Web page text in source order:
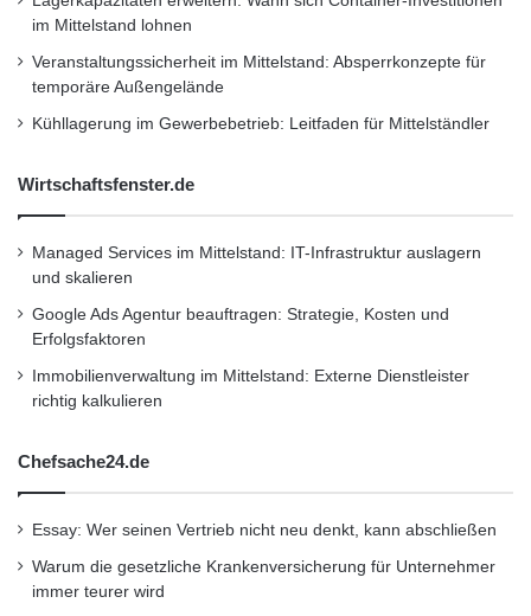
unter der Leitung seiner Söhne Krzysztof und
Renault Trucks T, ein T 480 High, ist der vierte
Renault Trucks T in der Flotte von Trans-Man.
demnächst geliefert.
Für eine effiziente Verbrauchsreduzierung hat
Trans-Man beschlossen, seine Fahrer mit
Training ein Fahrertraining für eine
stellt das Unternehmen durch Optifuel Infomax
sicher, die Software zum Auslesen und
Analysieren der Verbrauchsdaten.
im Mittelstand lohnen
Veranstaltungssicherheit im Mittelstand: Absperrkonzepte für
temporäre Außengelände
Kühllagerung im Gewerbebetrieb: Leitfaden für Mittelständler
Wirtschaftsfenster.de
Managed Services im Mittelstand: IT-Infrastruktur auslagern
und skalieren
Google Ads Agentur beauftragen: Strategie, Kosten und
Erfolgsfaktoren
Immobilienverwaltung im Mittelstand: Externe Dienstleister
richtig kalkulieren
Chefsache24.de
Essay: Wer seinen Vertrieb nicht neu denkt, kann abschließen
Warum die gesetzliche Krankenversicherung für Unternehmer
immer teurer wird